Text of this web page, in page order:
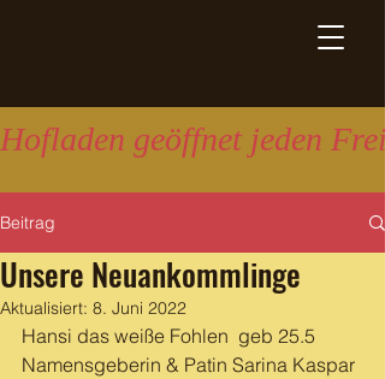
Hofladen geöffnet jeden
Beitrag
Unsere Neuankommlinge
Aktualisiert: 8. Juni 2022
Hansi das weiße Fohlen  geb 25.5
Namensgeberin & Patin Sarina Kaspar